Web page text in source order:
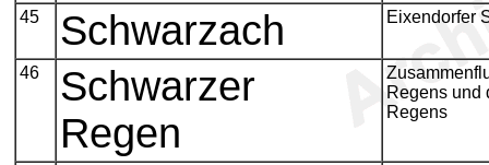
45 Schwarzach Eixendorfer
46
Schwarzer
Regen
Regens und
Regens